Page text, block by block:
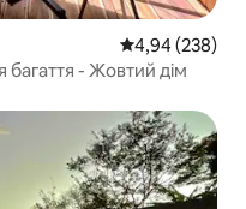
Середня
4,94 (238)
багаття - Жовтий дім